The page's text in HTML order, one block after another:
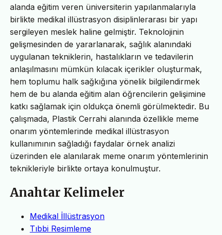
alanda eğitim veren üniversiterin yapılanmalarıyla
birlikte medikal illüstrasyon disiplinlerarası bir yapı
sergileyen meslek haline gelmiştir. Teknolojinin
gelişmesinden de yararlanarak, sağlık alanındaki
uygulanan tekniklerin, hastalıkların ve tedavilerin
anlaşılmasını mümkün kılacak içerikler oluşturmak,
hem toplumu halk sağkığına yönelik bilgilendirmek
hem de bu alanda eğitim alan öğrencilerin gelişimine
katkı sağlamak için oldukça önemli görülmektedir. Bu
çalışmada, Plastik Cerrahi alanında özellikle meme
onarım yöntemlerinde medikal illüstrasyon
kullanımının sağladığı faydalar örnek analizi
üzerinden ele alanılarak meme onarım yöntemlerinin
teknikleriyle birlikte ortaya konulmuştur.
Anahtar Kelimeler
Medikal İllüstrasyon
Tıbbi Resimleme